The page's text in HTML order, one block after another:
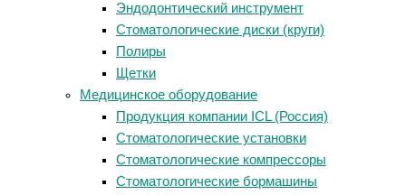
Эндодонтический инструмент
Стоматологические диски (круги)
Полиры
Щетки
Медицинское оборудование
Продукция компании ICL (Россия)
Стоматологические установки
Стоматологические компрессоры
Стоматологические бормашины